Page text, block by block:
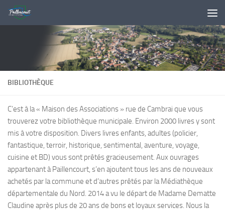
Skip to content
BIBLIOTHÈQUE
C’est à la « Maison des Associations » rue de Cambrai que vous
trouverez votre bibliothèque municipale. Environ 2000 livres y sont
mis à votre disposition. Divers livres enfants, adultes (policier,
fantastique, terroir, historique, sentimental, aventure, voyage,
cuisine et BD) vous sont prêtés gracieusement. Aux ouvrages
appartenant à Paillencourt, s’en ajoutent tous les ans de nouveaux
achetés par la commune et d’autres prêtés par la Médiathèque
départementale du Nord. 2014 a vu le départ de Madame Dematte
Claudine après plus de 20 ans de bons et loyaux services. Nous la